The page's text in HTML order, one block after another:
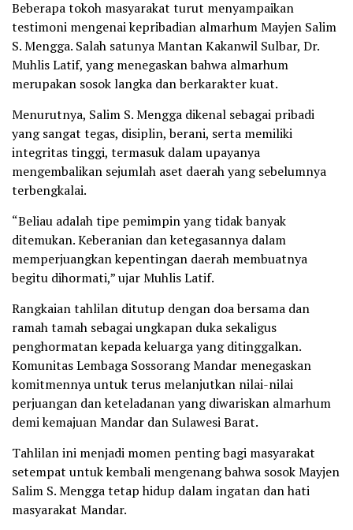
Beberapa tokoh masyarakat turut menyampaikan
testimoni mengenai kepribadian almarhum Mayjen Salim
S. Mengga. Salah satunya Mantan Kakanwil Sulbar, Dr.
Muhlis Latif, yang menegaskan bahwa almarhum
merupakan sosok langka dan berkarakter kuat.
Menurutnya, Salim S. Mengga dikenal sebagai pribadi
yang sangat tegas, disiplin, berani, serta memiliki
integritas tinggi, termasuk dalam upayanya
mengembalikan sejumlah aset daerah yang sebelumnya
terbengkalai.
“Beliau adalah tipe pemimpin yang tidak banyak
ditemukan. Keberanian dan ketegasannya dalam
memperjuangkan kepentingan daerah membuatnya
begitu dihormati,” ujar Muhlis Latif.
Rangkaian tahlilan ditutup dengan doa bersama dan
ramah tamah sebagai ungkapan duka sekaligus
penghormatan kepada keluarga yang ditinggalkan.
Komunitas Lembaga Sossorang Mandar menegaskan
komitmennya untuk terus melanjutkan nilai-nilai
perjuangan dan keteladanan yang diwariskan almarhum
demi kemajuan Mandar dan Sulawesi Barat.
Tahlilan ini menjadi momen penting bagi masyarakat
setempat untuk kembali mengenang bahwa sosok Mayjen
Salim S. Mengga tetap hidup dalam ingatan dan hati
masyarakat Mandar.